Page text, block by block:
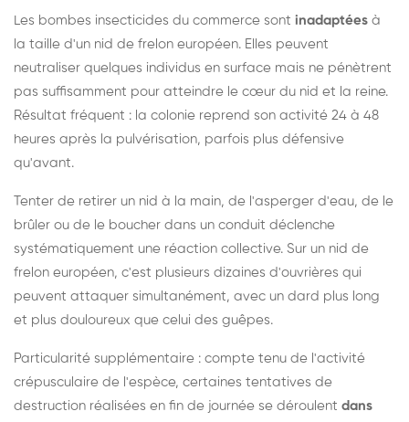
Les bombes insecticides du commerce sont inadaptées à
la taille d'un nid de frelon européen. Elles peuvent
neutraliser quelques individus en surface mais ne pénètrent
pas suffisamment pour atteindre le cœur du nid et la reine.
Résultat fréquent : la colonie reprend son activité 24 à 48
heures après la pulvérisation, parfois plus défensive
qu'avant.
Tenter de retirer un nid à la main, de l'asperger d'eau, de le
brûler ou de le boucher dans un conduit déclenche
systématiquement une réaction collective. Sur un nid de
frelon européen, c'est plusieurs dizaines d'ouvrières qui
peuvent attaquer simultanément, avec un dard plus long
et plus douloureux que celui des guêpes.
Particularité supplémentaire : compte tenu de l'activité
crépusculaire de l'espèce, certaines tentatives de
destruction réalisées en fin de journée se déroulent dans